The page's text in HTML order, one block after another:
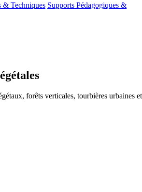
& Techniques Supports Pédagogiques &
forêts verticales, tourbières urbaines